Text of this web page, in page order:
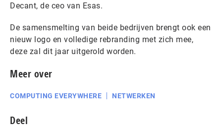
Decant, de ceo van Esas.
De samensmelting van beide bedrijven brengt ook een
nieuw logo en volledige rebranding met zich mee,
deze zal dit jaar uitgerold worden.
Meer over
COMPUTING EVERYWHERE NETWERKEN
Deel